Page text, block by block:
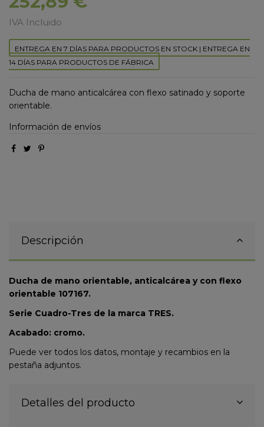
IVA Incluido
ENTREGA EN 7 DÍAS PARA PRODUCTOS EN STOCK | ENTREGA EN
14 DÍAS PARA PRODUCTOS DE FÁBRICA
Ducha de mano anticalcárea con flexo satinado y soporte
orientable.
Información de envíos
Descripción
Ducha de mano orientable, anticalcárea y con flexo
orientable 107167.
Serie Cuadro-Tres de la marca TRES.
Acabado: cromo.
Puede ver todos los datos, montaje y recambios en la
pestaña adjuntos.
Detalles del producto